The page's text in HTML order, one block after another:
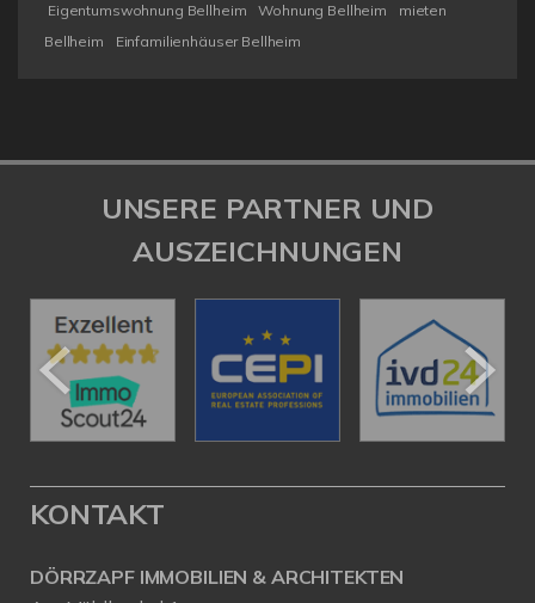
Eigentumswohnung Bellheim
Wohnung Bellheim
mieten
Bellheim
Einfamilienhäuser Bellheim
UNSERE PARTNER UND
AUSZEICHNUNGEN
KONTAKT
DÖRRZAPF IMMOBILIEN & ARCHITEKTEN